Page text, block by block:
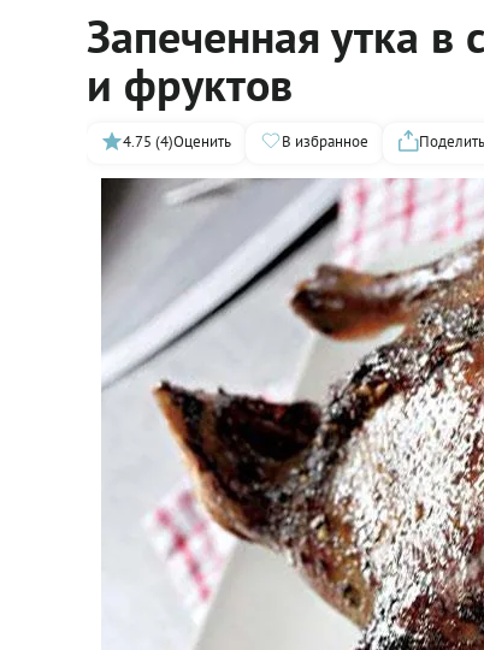
Запеченная утка в
и фруктов
4.75 (4)Оценить В избранное